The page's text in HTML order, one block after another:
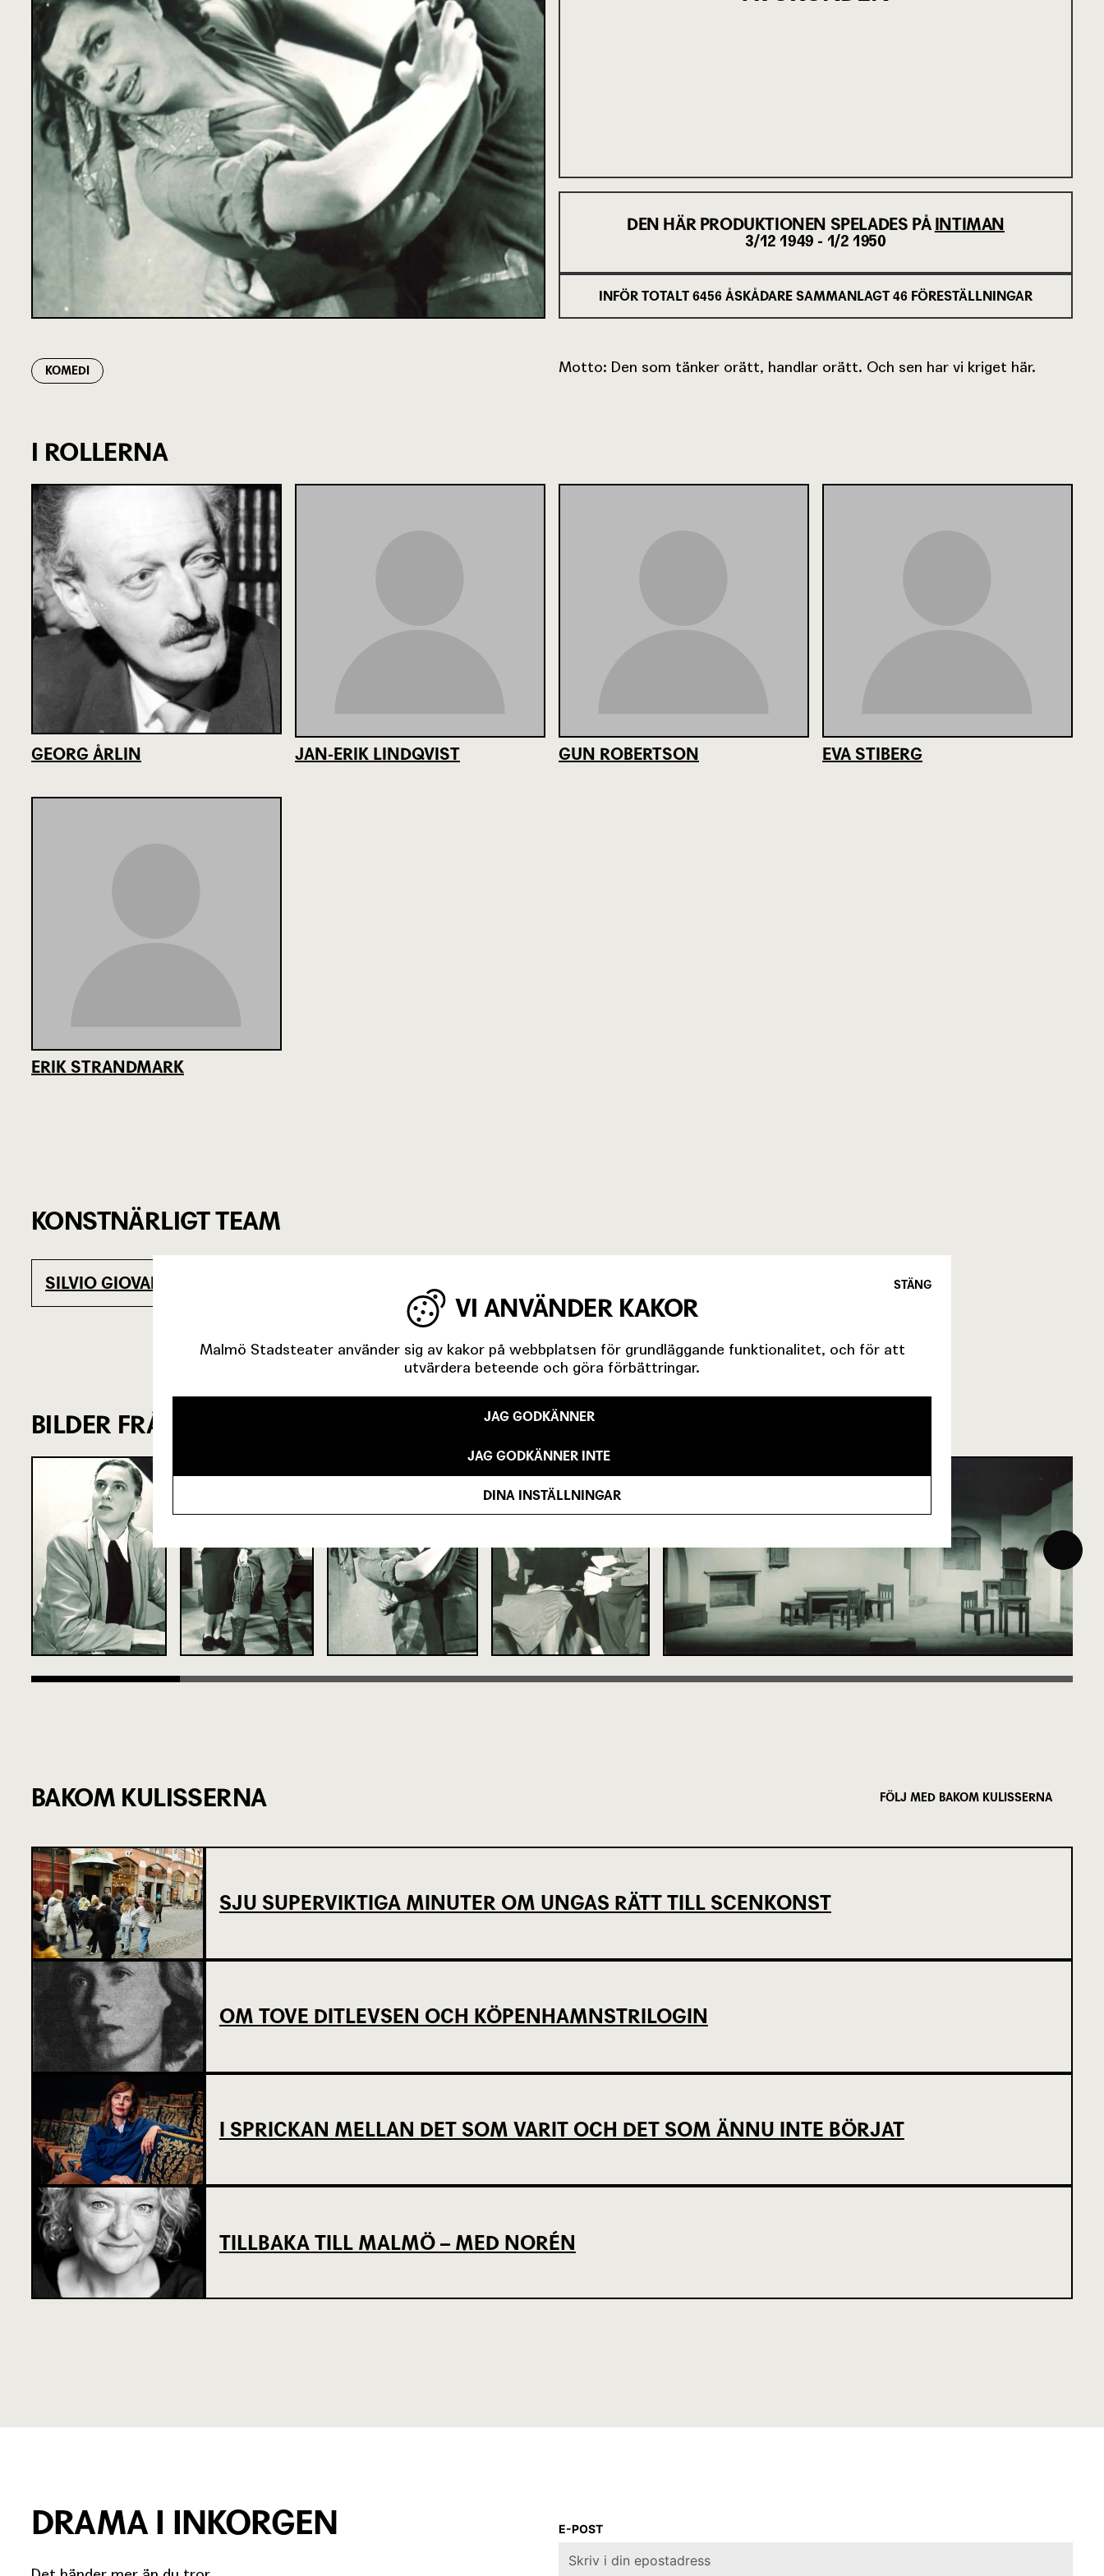
DEN HÄR PRODUKTIONEN SPELADES PÅ INTIMAN
3/12 1949 - 1/2 1950
INFÖR TOTALT 6456 ÅSKÅDARE SAMMANLAGT 46 FÖRESTÄLLNINGAR
KOMEDI Motto: Den som tänker orätt, handlar orätt. Och sen har vi kriget här.
I ROLLERNA
GEORG ÅRLIN JAN-ERIK LINDQVIST GUN ROBERTSON EVA STIBERG
ERIK STRANDMARK
KONSTNÄRLIGT TEAM
SILVIO GIOVANINETTI
BILDER FRÅN FÖRESTÄLLNINGEN
BAKOM KULISSERNA FÖLJ MED BAKOM KULISSERNA
SJU SUPERVIKTIGA MINUTER OM UNGAS RÄTT TILL SCENKONST
OM TOVE DITLEVSEN OCH KÖPENHAMNSTRILOGIN
I SPRICKAN MELLAN DET SOM VARIT OCH DET SOM ÄNNU INTE BÖRJAT
TILLBAKA TILL MALMÖ – MED NORÉN
DRAMA I INKORGEN E-POST
STÄNG
VI ANVÄNDER KAKOR
Malmö Stadsteater använder sig av kakor på webbplatsen för grundläggande funktionalitet, och för att
utvärdera beteende och göra förbättringar.
JAG GODKÄNNER
JAG GODKÄNNER INTE
DINA INSTÄLLNINGAR